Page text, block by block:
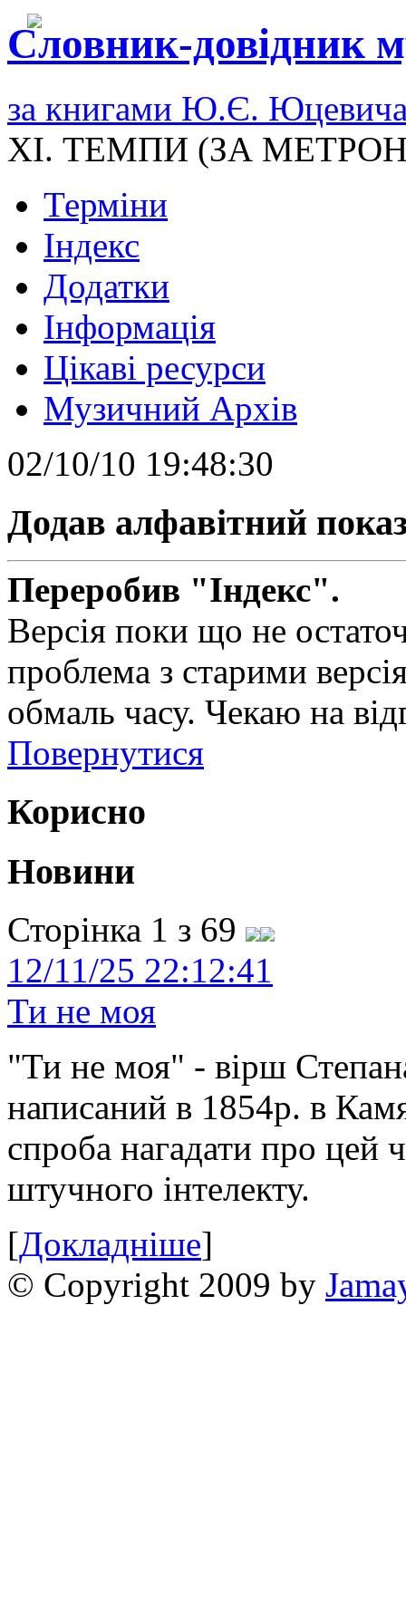
Словник-довідник
за книгами Ю.Є.
XI. ТЕМПИ (ЗА
Терміни
Індекс
Додатки
Інформація
Цікаві ресурси
Музичний Архів
02/10/10 19:48:30
Додав алфавітний
Переробив "Індекс".
Версія поки що не
проблема з старими
обмаль часу. Чекаю на
Повернутися
Корисно
Новини
Сторінка 1 з 69
12/11/25 22:12:41
Ти не моя
"Ти не моя" - вірш
написаний в 1854р. в
спроба нагадати про цей
штучного інтелекту.
[Докладніше]
© Copyright 2009 by